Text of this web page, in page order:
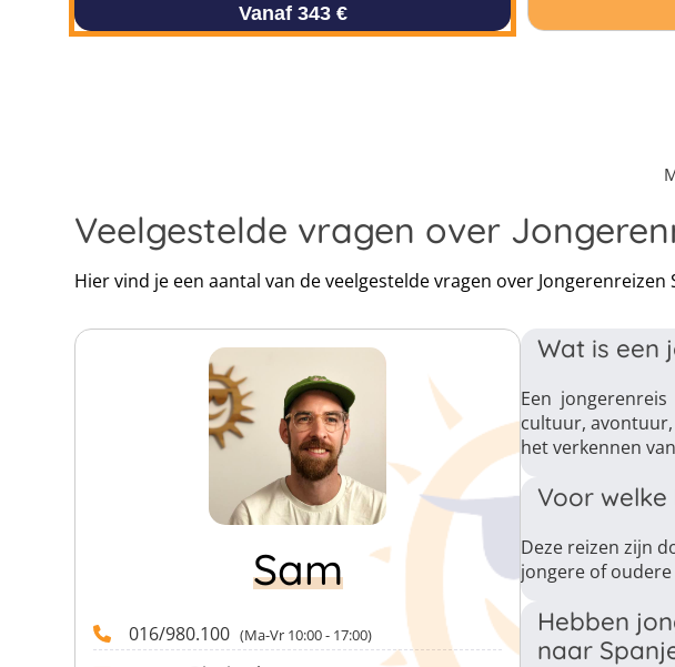
Vanaf 343 €
Veelgestelde vragen over
Hier vind je een aantal van de veelgestelde vragen over
Sam
016/980.100 (Ma-Vr 10:00 - 17:00)
Wat is een
Een
cultuur,
het verkennen
Voor
Deze reizen zijn
jongere of
Hebben
naar